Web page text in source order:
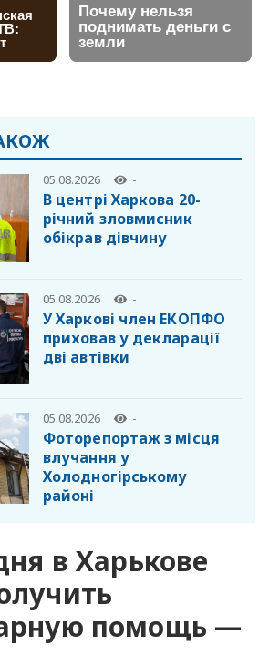
05.08.2026 -
В центрі Харкова 20-
річний зловмисник
обікрав дівчину
05.08.2026 -
У Харкові член ЕКОПФО
приховав у декларації
дві автівки
05.08.2026 -
Фоторепортаж з місця
влучання у
Холодногірському
районі
в Харькове
помощь —